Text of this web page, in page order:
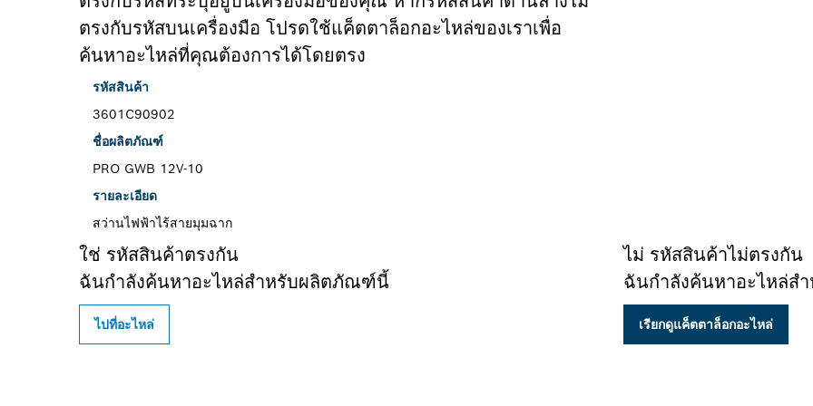
ตรงกับรหัสบนเครื่องมือ โปรดใช้แค็ตตาล็อกอะไหล่ของเราเพื่อ
ค้นหาอะไหล่ที่คุณต้องการได้โดยตรง
รหัสสินค้า
3601C90902
ชื่อผลิตภัณฑ์
PRO GWB 12V-10
รายละเอียด
สว่านไฟฟ้าไร้สายมุมฉาก
ใช่ รหัสสินค้าตรงกัน
ฉันกำลังค้นหาอะไหล่สำหรับผลิตภัณฑ์นี้
ไปที่อะไหล่
ไม่ รหัสสินค้าไม่ตรงกัน
ฉันกำลังค้นหาอะไหล่
เรียกดูแค็ตตาล็อกอะไหล่